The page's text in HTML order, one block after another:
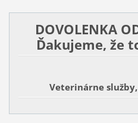
DOVOLENKA
Ďakujeme, že
Veterinárne